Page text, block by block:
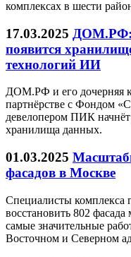
комплексах в шести
17.03.2025 ДОМ.РФ:
появится
технологий ИИ
ДОМ.РФ и его дочерняя
партнёрстве с Фондом
девелопером ПИК начнёт
хранилища данных.
01.03.2025
фасадов в Москве
Специалисты комплекса
восстановить 802
самые значительные
Восточном и Северном